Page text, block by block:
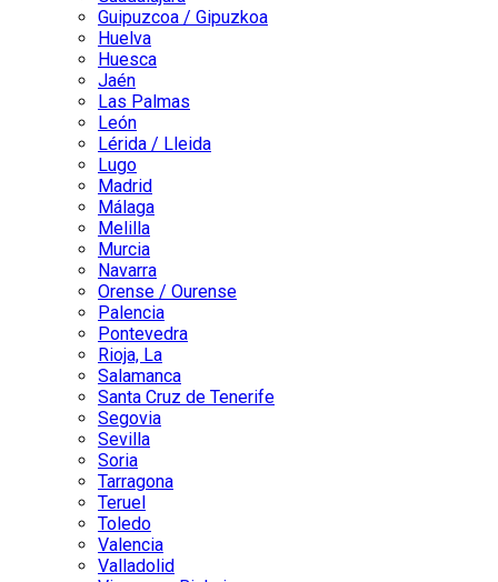
Guipuzcoa / Gipuzkoa
Huelva
Huesca
Jaén
Las Palmas
León
Lérida / Lleida
Lugo
Madrid
Málaga
Melilla
Murcia
Navarra
Orense / Ourense
Palencia
Pontevedra
Rioja, La
Salamanca
Santa Cruz de Tenerife
Segovia
Sevilla
Soria
Tarragona
Teruel
Toledo
Valencia
Valladolid